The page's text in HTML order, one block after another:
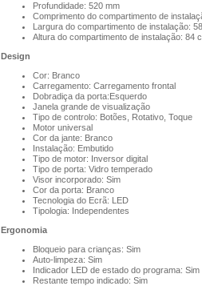
Profundidade: 520 mm
Comprimento do compartimento de
Largura do compartimento de instalação:
Altura do compartimento de instalação: 84
Design
Cor: Branco
Carregamento: Carregamento frontal
Dobradiça da porta:Esquerdo
Janela grande de visualização
Tipo de controlo: Botões, Rotativo, Toque
Motor universal
Cor da jante: Branco
Instalação: Embutido
Tipo de motor: Inversor digital
Tipo de porta: Vidro temperado
Visor incorporado: Sim
Cor da porta: Branco
Tecnologia do Ecrã: LED
Tipologia: Independentes
Ergonomia
Bloqueio para crianças: Sim
Auto-limpeza: Sim
Indicador LED de estado do programa: Sim
Restante tempo indicado: Sim